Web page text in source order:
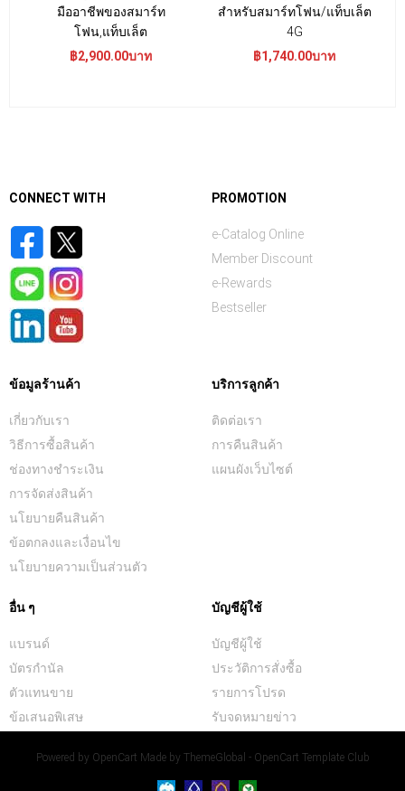
มืออาชีพของสมาร์ท
โฟน,แท็บเล็ต
฿2,900.00บาท
สำหรับสมาร์ทโฟน/แท็บเล็ต
4G
฿1,740.00บาท
CONNECT WITH PROMOTION
e-Catalog Online
Member Discount
e-Rewards
Bestseller
ข้อมูลร้านค้า
เกี่ยวกับเรา
วิธีการซื้อสินค้า
ช่องทางชำระเงิน
การจัดส่งสินค้า
นโยบายคืนสินค้า
ข้อตกลงและเงื่อนไข
นโยบายความเป็นส่วนตัว
บริการลูกค้า
ติดต่อเรา
การคืนสินค้า
แผนผังเว็บไซต์
อื่น ๆ
แบรนด์
บัตรกำนัล
ตัวแทนขาย
ข้อเสนอพิเสษ
บัญชีผู้ใช้
บัญชีผู้ใช้
ประวัติการสั่งซื้อ
รายการโปรด
รับจดหมายข่าว
Powered by OpenCart Made by ThemeGlobal - OpenCart Template Club